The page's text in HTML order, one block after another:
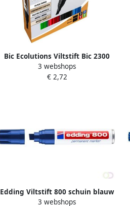
Bic Ecolutions Viltstift Bic 2300
ecolutions schuin medium doos
Ã 4 stuks
3 webshops
€ 2,72
Edding Viltstift 800 schuin blauw
4-12mm
3 webshops